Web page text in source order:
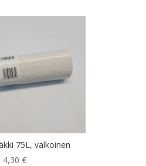
75L, valkoinen
4,30 €